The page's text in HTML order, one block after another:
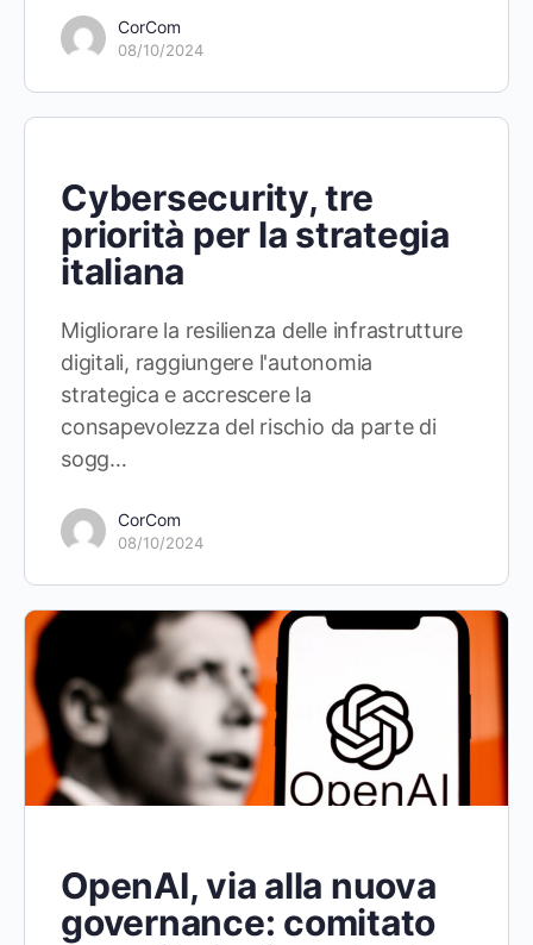
CorCom
08/10/2024
Cybersecurity, tre
priorità per la strategia
italiana
Migliorare la resilienza delle infrastrutture
digitali, raggiungere l'autonomia
strategica e accrescere la
consapevolezza del rischio da parte di
sogg…
CorCom
08/10/2024
OpenAI, via alla nuova
governance: comitato